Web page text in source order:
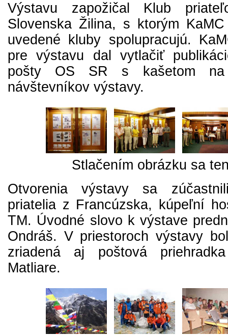
Výstavu zapožičal Klub
Slovenska Žilina, s ktorým
uvedené kluby spolupracujú.
pre výstavu dal vytlačiť
pošty OS SR s kašetom
návštevníkov výstavy.
Stlačením obrázku sa
Otvorenia výstavy sa
priatelia z Francúzska, kúpeľní
TM. Úvodné slovo k výstave
Ondráš. V priestoroch výstavy
zriadená aj poštová
Matliare.